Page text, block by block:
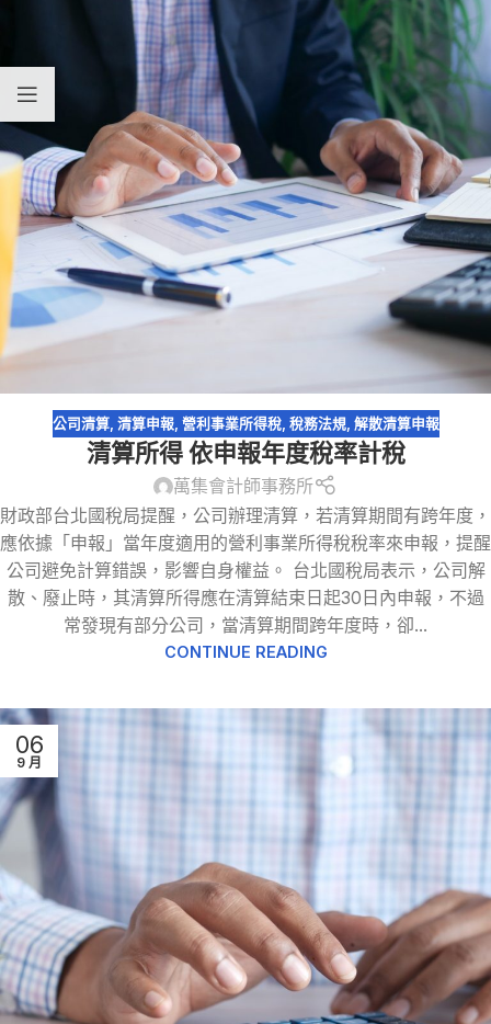
公司清算, 清算申報, 營利事業所得稅, 稅務法規, 解散清算申報
清算所得 依申報年度稅率計稅
萬集會計師事務所
財政部台北國稅局提醒，公司辦理清算，若清算期間有跨年度，
應依據「申報」當年度適用的營利事業所得稅稅率來申報，提醒
公司避免計算錯誤，影響自身權益。 台北國稅局表示，公司解
散、廢止時，其清算所得應在清算結束日起30日內申報，不過
常發現有部分公司，當清算期間跨年度時，卻...
CONTINUE READING
06
9 月